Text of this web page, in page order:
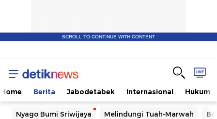
SCROLL TO CONTINUE WITH CONTENT
Home Berita Jabodetabek Internasional Hukum
Nyago Bumi Sriwijaya Melindungi Tuah-Marwah